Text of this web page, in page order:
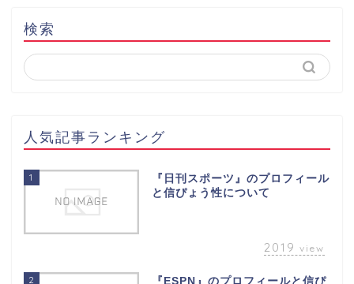
検索
人気記事ランキング
1
『日刊スポーツ』のプロフィール
と信ぴょう性について
2019 view
2
『ESPN』のプロフィールと信ぴ